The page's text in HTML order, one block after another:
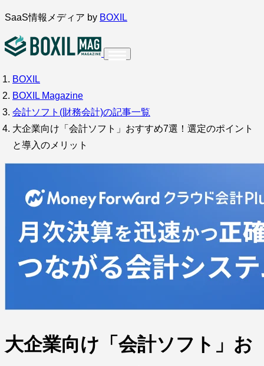
内
を
キ
ッ
プ
SaaS情報メディア by BOXIL
インタビュー
サービス比較 キーワードから探す
SaaS情報メディア by
BOXIL
BOXIL Magazine
会計ソフト(財務会計)の記事一覧
大企業向け「会計ソフト」おすすめ7選！選定のポイント
と導入のメリット
大企業向け「会計ソフト」お